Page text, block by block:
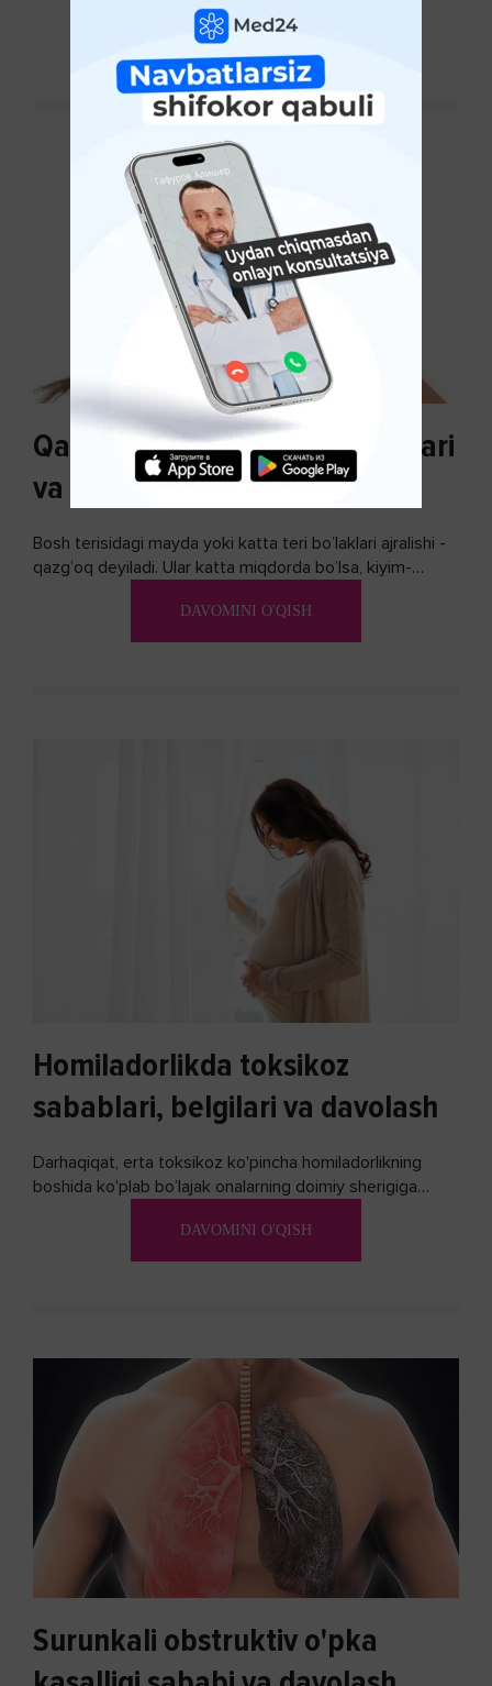
ko'payishi tendentsiyasi mavjud...
DAVOMINI O'QISH
Qazg'oq paydo bo'lishi sabablari
va uni davolash
Bosh terisidagi mayda yoki katta teri bo’laklari ajralishi -
qazg’oq deyiladi. Ular katta miqdorda bo’lsa, kiyim-
DAVOMINI O'QISH
Homiladorlikda toksikoz
sabablari, belgilari va davolash
Darhaqiqat, erta toksikoz ko'pincha homiladorlikning
boshida ko'plab bo’lajak onalarning doimiy sherigiga
biron bir usuli bormi?DAVOMINI O'QISH
Surunkali obstruktiv o'pka